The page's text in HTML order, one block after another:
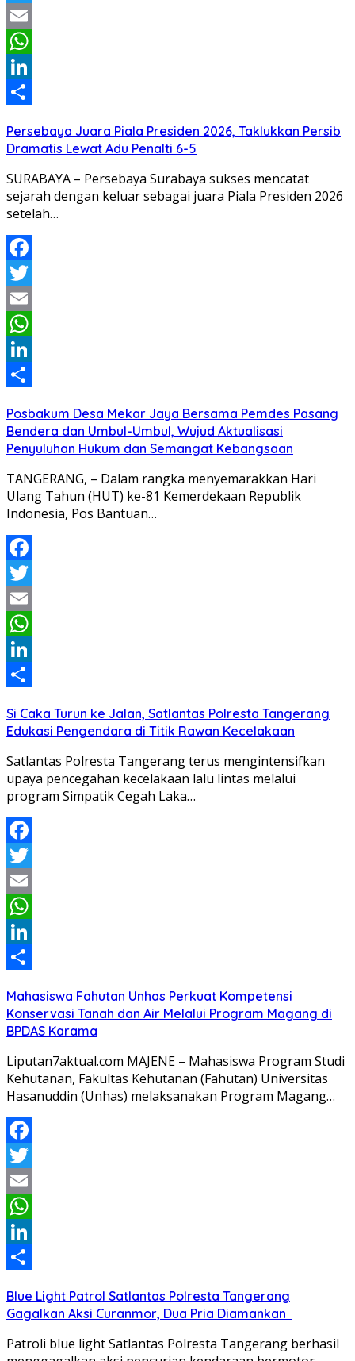
Twitter
Email
WhatsApp
LinkedIn
Persebaya Juara Piala Presiden 2026, Taklukkan Persib
Dramatis Lewat Adu Penalti 6-5
SURABAYA – Persebaya Surabaya sukses mencatat
sejarah dengan keluar sebagai juara Piala Presiden 2026
setelah…
Facebook
Twitter
Email
WhatsApp
LinkedIn
Posbakum Desa Mekar Jaya Bersama Pemdes Pasang
Bendera dan Umbul-Umbul, Wujud Aktualisasi
Penyuluhan Hukum dan Semangat Kebangsaan
TANGERANG, – Dalam rangka menyemarakkan Hari
Ulang Tahun (HUT) ke-81 Kemerdekaan Republik
Indonesia, Pos Bantuan…
Facebook
Twitter
Email
WhatsApp
LinkedIn
Si Caka Turun ke Jalan, Satlantas Polresta Tangerang
Edukasi Pengendara di Titik Rawan Kecelakaan
Satlantas Polresta Tangerang terus mengintensifkan
upaya pencegahan kecelakaan lalu lintas melalui
program Simpatik Cegah Laka…
Facebook
Twitter
Email
WhatsApp
LinkedIn
Mahasiswa Fahutan Unhas Perkuat Kompetensi
Konservasi Tanah dan Air Melalui Program Magang di
BPDAS Karama
Liputan7aktual.com MAJENE – Mahasiswa Program Studi
Kehutanan, Fakultas Kehutanan (Fahutan) Universitas
Hasanuddin (Unhas) melaksanakan Program Magang…
Facebook
Twitter
Email
WhatsApp
LinkedIn
Blue Light Patrol Satlantas Polresta Tangerang
Gagalkan Aksi Curanmor, Dua Pria Diamankan
Patroli blue light Satlantas Polresta Tangerang berhasil